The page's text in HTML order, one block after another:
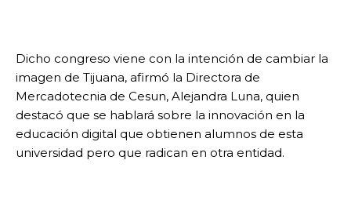
Dicho congreso viene con la intención de cambiar la
imagen de Tijuana, afirmó la Directora de
Mercadotecnia de Cesun, Alejandra Luna, quien
destacó que se hablará sobre la innovación en la
educación digital que obtienen alumnos de esta
universidad pero que radican en otra entidad.